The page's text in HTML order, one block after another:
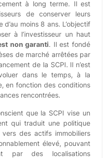
à long terme. Il est
de conserver leurs
moins 8 ans. L’objectif
à l’investisseur un haut
non garanti. Il est fondé
de marché arrêtées par
de la SCPI. Il n’est
dans le temps, à la
en fonction des conditions
rencontrées.
que la SCPI vise un
qui traduit une politique
vers des actifs immobiliers
élevé, pouvant
par des localisations